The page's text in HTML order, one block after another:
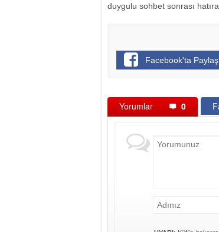
duygulu sohbet sonrası
Facebook'ta Paylaş
Yorumlar 0